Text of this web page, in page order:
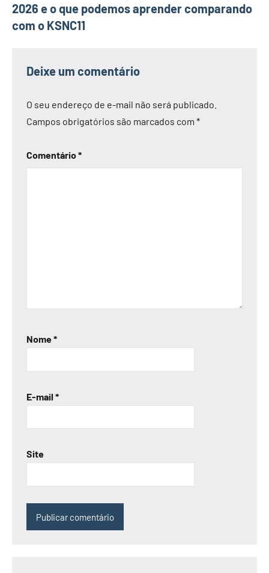
2026 e o que podemos aprender comparando
com o KSNC11
Deixe um comentário
O seu endereço de e-mail não será publicado.
Campos obrigatórios são marcados com *
Comentário*
Nome*
E-mail *
Site